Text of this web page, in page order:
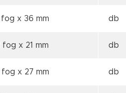
fog x 36 mm db
fog x 21 mm db
fog x 27 mm db